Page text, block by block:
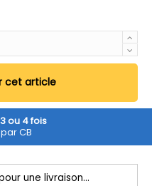
cet article
ou 4 fois
CB
une livraison...